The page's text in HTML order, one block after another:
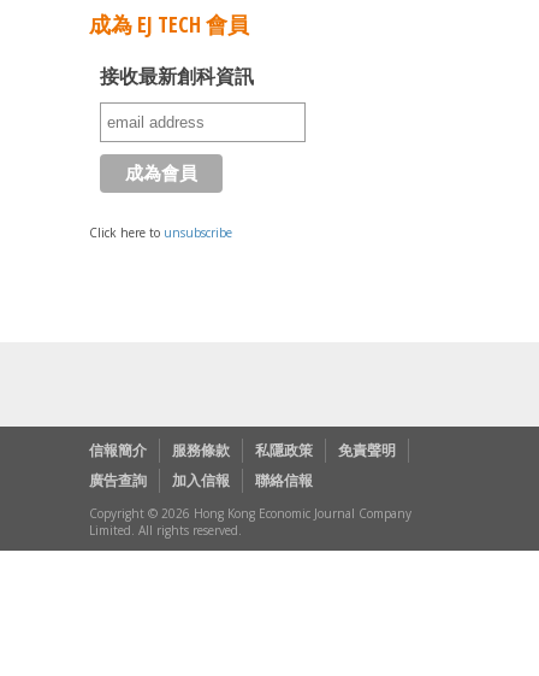
成為 EJ TECH 會員
接收最新創科資訊
Click here to unsubscribe
信報簡介 服務條款 私隱政策
免責聲明
廣告查詢
加入信報 聯絡信報
Copyright © 2026 Hong Kong Economic Journal Company
Limited. All rights reserved.